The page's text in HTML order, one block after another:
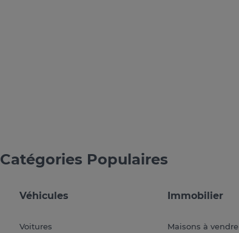
Catégories Populaires
Véhicules
Voitures
Immobilier
Maisons à vendre